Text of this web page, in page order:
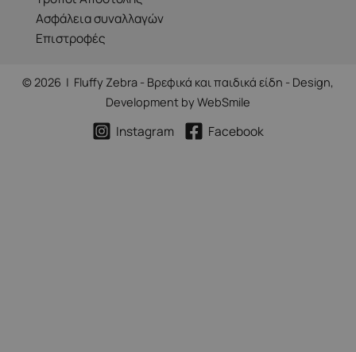
Ασφάλεια συναλλαγών
Επιστροφές
© 2026 | Fluffy Zebra - Βρεφικά και παιδικά είδη - Design,
Development byWebSmile
Instagram Facebook